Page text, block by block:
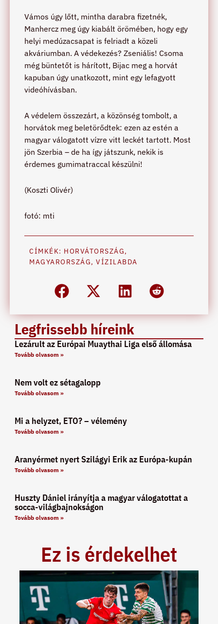
Legfrissebb híreink
Lezárult az Európai Muaythai Liga első állomása
Tovább olvasom »
Nem volt ez sétagalopp
Tovább olvasom »
Mi a helyzet, ETO? – vélemény
Tovább olvasom »
Aranyérmet nyert Szilágyi Erik az Európa-kupán
Tovább olvasom »
Huszty Dániel irányítja a magyar válogatottat a
socca-világbajnokságon
Tovább olvasom »
Vámos úgy lőtt, mintha darabra fizetnék,
Manhercz meg úgy kiabált örömében, hogy egy
helyi medúzacsapat is felriadt a közeli
akváriumban. A védekezés? Zseniális! Csoma
még büntetőt is hárított, Bijac meg a horvát
kapuban úgy unatkozott, mint egy lefagyott
videóhívásban.
A védelem összezárt, a közönség tombolt, a
horvátok meg beletörődtek: ezen az estén a
magyar válogatott vízre vitt leckét tartott. Most
jön Szerbia – de ha így játszunk, nekik is
érdemes gumimatraccal készülni!
(Koszti Olivér)
fotó: mti
CÍMKÉK: HORVÁTORSZÁG,
MAGYARORSZÁG, VÍZILABDA
Ez is érdekelhet